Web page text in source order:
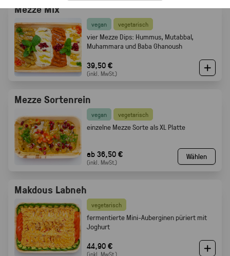
Mezze Mix
vegan vegetarisch
vier Mezze Dips: Hummus, Mutabbal,
Muhammara und Baba Ghanoush
39,50 €
(inkl. MwSt.)
Mezze Sortenrein
vegan vegetarisch
einzelne Mezze Sorte als XL Platte
ab 36,50 €
(inkl. MwSt.)
Wählen
Makdous Labneh
vegetarisch
fermentierte Mini-Auberginen püriert mit
Joghurt
44,90 €
(inkl. MwSt.)